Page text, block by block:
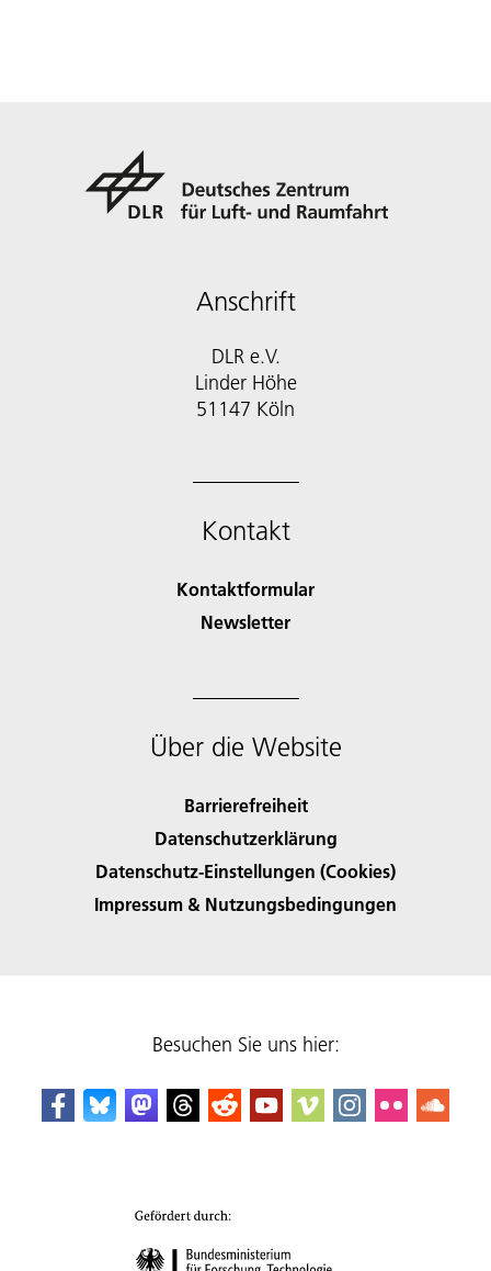
Anschrift
DLR e.V.
Linder Höhe
51147 Köln
Kontakt
Kontaktformular
Newsletter
Über die Website
Barrierefreiheit
Datenschutzerklärung
Datenschutz-Einstellungen (Cookies)
Impressum & Nutzungsbedingungen
Besuchen Sie uns hier: